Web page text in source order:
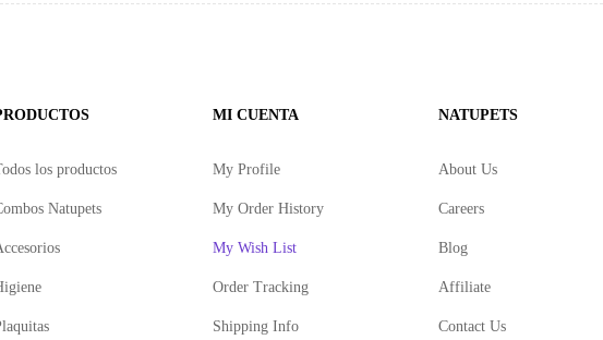
los productos
Natupets
MI CUENTA
My Profile
My Order History
My Wish List
Order Tracking
Shipping Info
NATUPETS
About Us
Careers
Blog
Affiliate
Contact Us